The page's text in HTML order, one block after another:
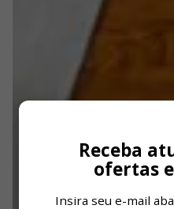
Receba
ofertas
Insira seu e-mail